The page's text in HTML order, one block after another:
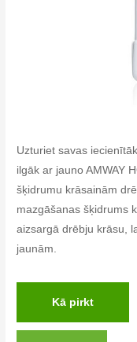
Uzturiet savas
ilgāk ar jauno AMWAY
šķidrumu krāsainām
mazgāšanas šķidrums
aizsargā drēbju krāsu,
jaunām.
Kā pirkt